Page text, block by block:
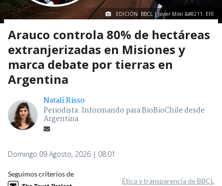
EDICIÓN: BBCL | Javier Milei &#8211; EFE
Arauco controla 80% de hectáreas
extranjerizadas en Misiones y
marca debate por tierras en
Argentina
Natalí Risso
Periodista. Informando para BioBioChile desde
Argentina
Domingo 09 Agosto, 2026 | 08:01
Seguimos criterios de
Ética y transparencia de BBCL